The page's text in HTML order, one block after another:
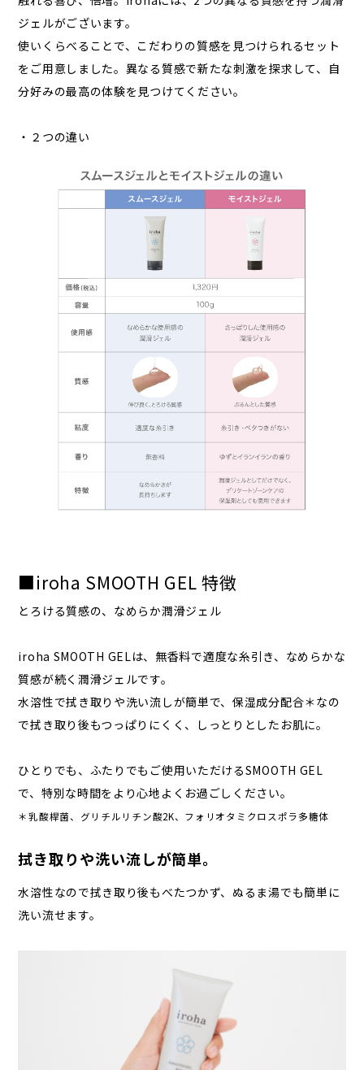
ジェルがございます。
使いくらべることで、こだわりの質感を見つけられるセット
をご用意しました。異なる質感で新たな刺激を探求して、自
分好みの最高の体験を見つけてください。
・２つの違い
■iroha SMOOTH GEL 特徴
とろける質感の、なめらか潤滑ジェル
iroha SMOOTH GELは、無香料で適度な糸引き、なめらかな
質感が続く潤滑ジェルです。
水溶性で拭き取りや洗い流しが簡単で、保湿成分配合＊なの
で拭き取り後もつっぱりにくく、しっとりとしたお肌に。
ひとりでも、ふたりでもご使用いただけるSMOOTH GEL
で、特別な時間をより心地よくお過ごしください。
＊乳酸桿菌、グリチルリチン酸2K、フォリオタミクロスポラ多糖体
拭き取りや洗い流しが簡単。
水溶性なので拭き取り後もべたつかず、ぬるま湯でも簡単に
洗い流せます。